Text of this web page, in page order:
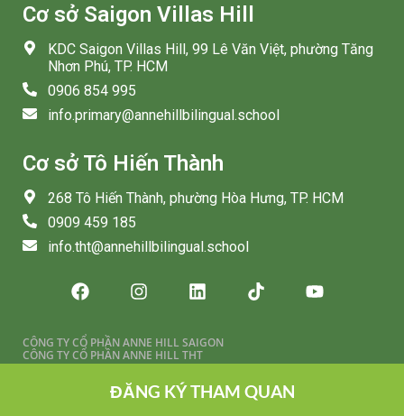
ĐĂNG KÝ THAM QUAN
Cơ sở Saigon Villas Hill
KDC Saigon Villas Hill, 99 Lê Văn Việt, phường Tăng
Nhơn Phú, TP. HCM
0906 854 995
info.primary@annehillbilingual.school
Cơ sở Tô Hiến Thành
268 Tô Hiến Thành, phường Hòa Hưng, TP. HCM
0909 459 185
info.tht@annehillbilingual.school
CÔNG TY CỔ PHẦN ANNE HILL SAIGON
CÔNG TY CỔ PHẦN ANNE HILL THT
@ 2026 AHB. All rights reserved.